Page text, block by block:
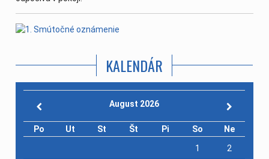
KALENDÁR
August 2026
Po Ut St Št Pi So
Ne
1
2